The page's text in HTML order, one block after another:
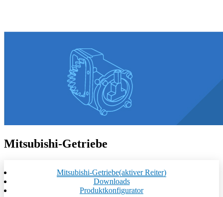
Mitsubishi-Getriebe
Mitsubishi-Getriebe(aktiver Reiter)
Downloads
Produktkonfigurator